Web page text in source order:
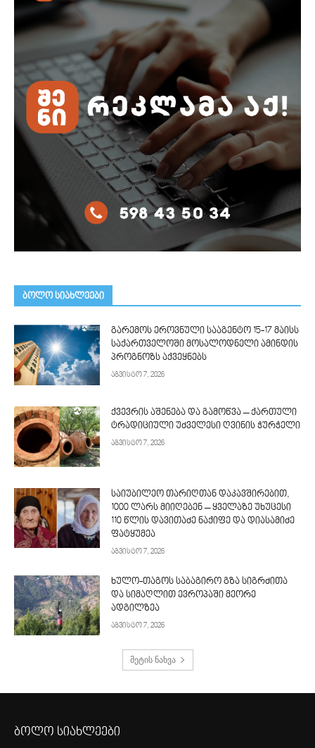
ᲑᲝᲚᲝ ᲡᲘᲐᲮᲚᲔᲔᲑᲘ
გარემოს ეროვნული სააგენტო 15-17 მაისს
საქართველოში მოსალოდნელი ამინდის
პროგნოზს აქვეყნებს
აგვისტო 7, 2026
ქვევრის აშენება და გამოწვა – ქართული
ტრადიციული უძველესი ღვინის ჭურჭელი
აგვისტო 7, 2026
საიუბილეო თარიღთან დაკავშირებით,
1000 ლარს მიიღებენ – ყველაზე უხუცესი
110 წლის დავითაძე ნაქიფე და დიასამიძე
ფატყუმეა
აგვისტო 7, 2026
ხულო-თაგოს საბაგირო გზა სიგრძითა
და სიმაღლით ევროპაში მეორე
ადგილზეა
აგვისტო 7, 2026
მეტის ნახვა
ბოლო სიახლეები